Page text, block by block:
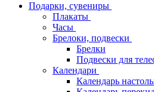
Подарки, сувениры
Плакаты
Часы
Брелоки, подвески
Брелки
Подвески для
Календари
Календарь